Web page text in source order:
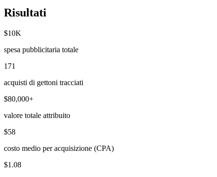
Risultati
$10K
spesa pubblicitaria totale
171
acquisti di gettoni tracciati
$80,000+
valore totale attribuito
$58
costo medio per acquisizione (CPA)
$1.08